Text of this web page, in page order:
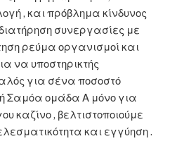
, και πρόβλημα κίνδυνος
συνεργασίες με
ρεύμα οργανισμοί και
να υποστηρικτής
για σένα ποσοστό
Σαμόα ομάδα Α μόνο για
καζίνο , βελτιστοποιούμε
και εγγύηση .